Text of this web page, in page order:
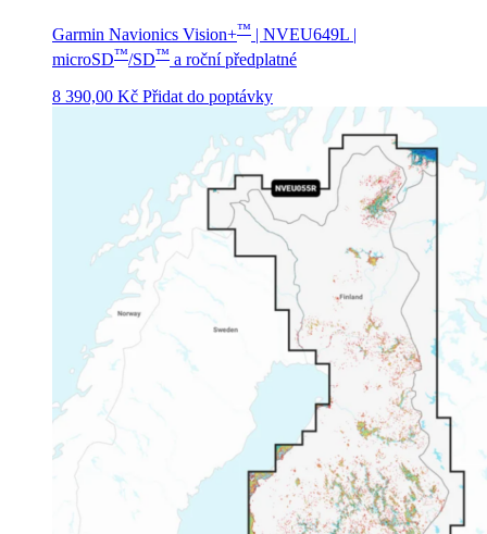
Garmin Navionics Vision+™
| NVEU649L |
microSD™/SD™ a roční předplatné
8 390,00 Kč Přidat do poptávky